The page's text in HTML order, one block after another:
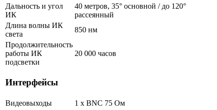
Дальность и угол
ИК
40 метров, 35° основной / до 120°
рассеянный
Длина волны ИК
света
850 нм
Продолжительность
работы ИК
подсветки
20 000 часов
Интерфейсы
Видеовыходы
1 x BNC 75 Ом